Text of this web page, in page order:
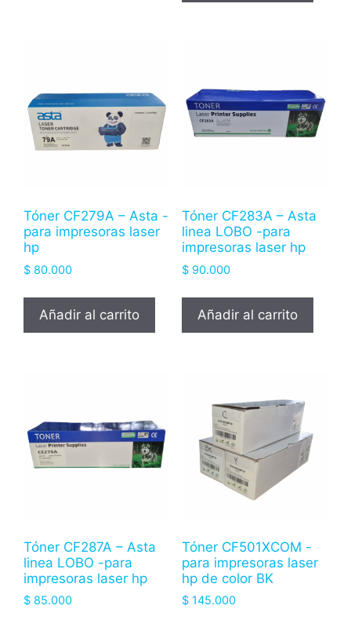
Tóner CF279A – Asta -
para impresoras laser
hp
$ 80.000
Añadir al carrito
Tóner CF283A – Asta
linea LOBO -para
impresoras laser hp
$90.000
Añadir al carrito
Tóner CF287A – Asta
linea LOBO -para
impresoras laser hp
$ 85.000
Tóner CF501XCOM -
para impresoras laser
hp de color BK
$145.000